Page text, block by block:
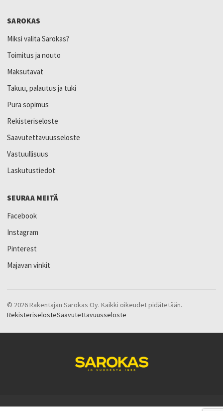
SAROKAS
Miksi valita Sarokas?
Toimitus ja nouto
Maksutavat
Takuu, palautus ja tuki
Pura sopimus
Rekisteriseloste
Saavutettavuusseloste
Vastuullisuus
Laskutustiedot
SEURAA MEITÄ
Facebook
Instagram
Pinterest
Majavan vinkit
© 2026 Rakentajan Sarokas Oy. Kaikki oikeudet pidätetään.
RekisteriselosteSaavutettavuusseloste